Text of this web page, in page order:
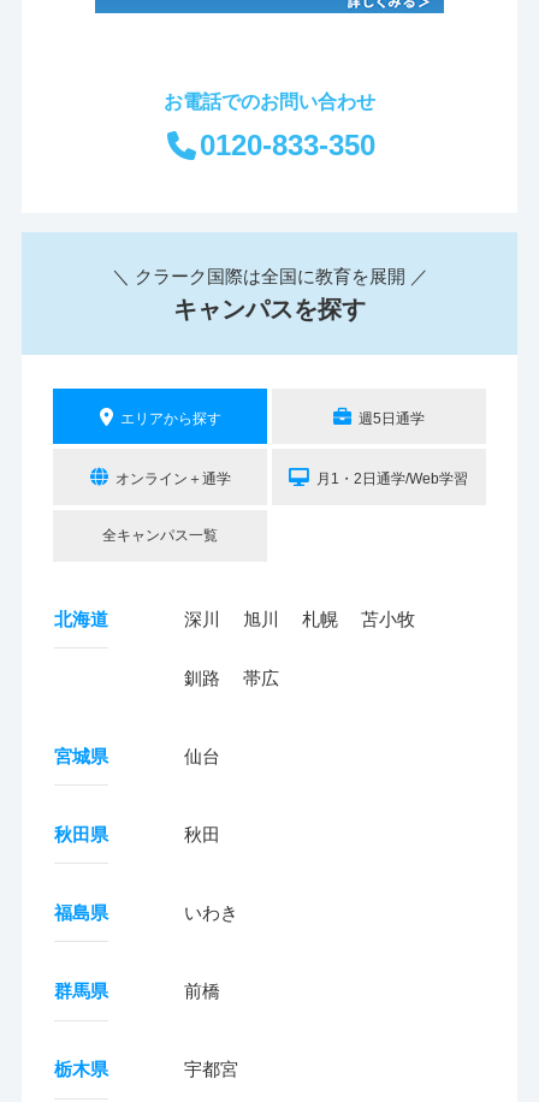
お電話でのお問い合わせ
0120-833-350
＼ クラーク国際は全国に教育を展開 ／
キャンパスを探す
エリアから探す 週5日通学
オンライン＋通学 月1・2日通学/Web学習
全キャンパス一覧
北海道 深川 旭川 札幌 苫小牧
釧路 帯広
宮城県 仙台
秋田県 秋田
福島県 いわき
群馬県 前橋
栃木県 宇都宮